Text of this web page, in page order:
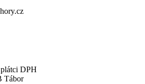
DPH
Tábor